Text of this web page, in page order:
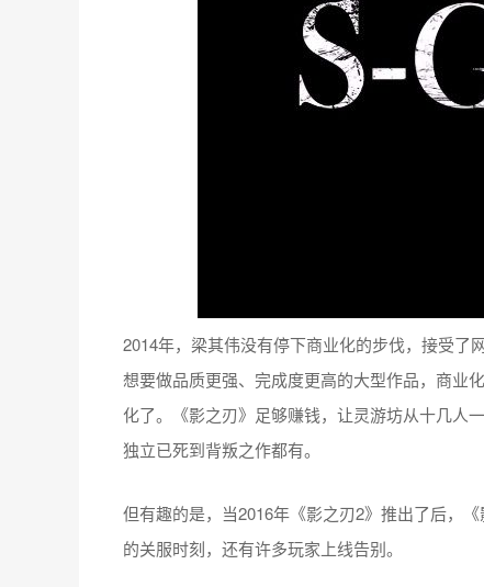
2014年，梁其伟没有停下商业化的步伐，接受了
想要做品质更强、完成度更高的大型作品，商业
化了。《影之刃》足够赚钱，让灵游坊从十几人
独立已死到背叛之作都有。
但有趣的是，当2016年《影之刃2》推出了后，
的关服时刻，还有许多玩家上线告别。